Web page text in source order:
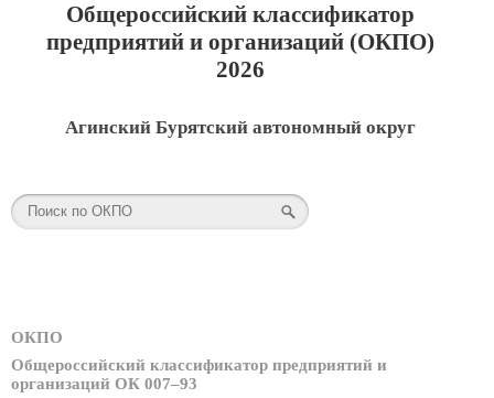
Общероссийский классификатор
предприятий и организаций (ОКПО)
2026
Агинский Бурятский автономный округ
ОКПО
Общероссийский классификатор предприятий и
организаций ОК 007–93